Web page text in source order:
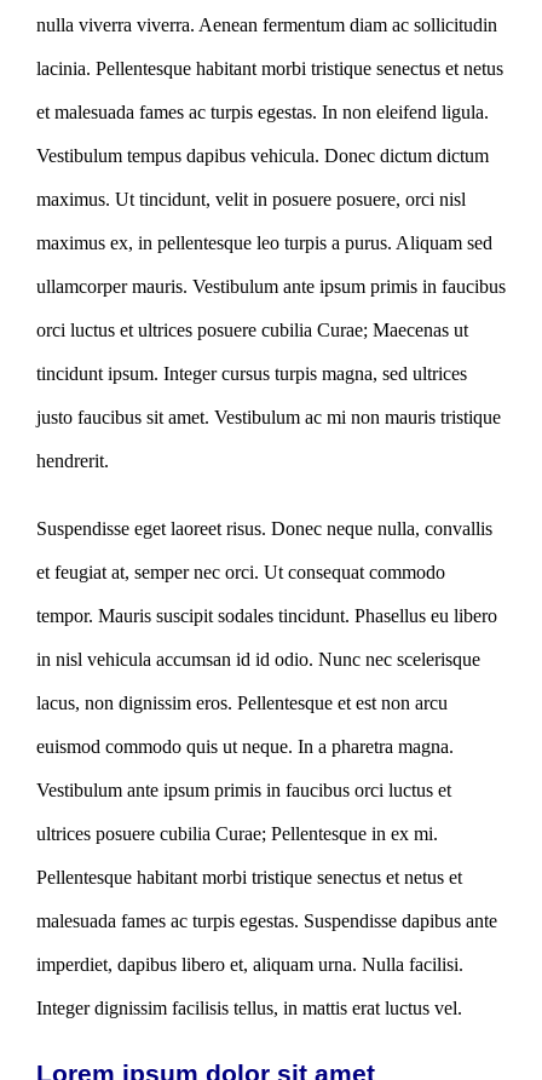
nulla viverra viverra. Aenean fermentum diam ac sollicitudin
lacinia. Pellentesque habitant morbi tristique senectus et netus
et malesuada fames ac turpis egestas. In non eleifend ligula.
Vestibulum tempus dapibus vehicula. Donec dictum dictum
maximus. Ut tincidunt, velit in posuere posuere, orci nisl
maximus ex, in pellentesque leo turpis a purus. Aliquam sed
ullamcorper mauris. Vestibulum ante ipsum primis in faucibus
orci luctus et ultrices posuere cubilia Curae; Maecenas ut
tincidunt ipsum. Integer cursus turpis magna, sed ultrices
justo faucibus sit amet. Vestibulum ac mi non mauris tristique
hendrerit.
Suspendisse eget laoreet risus. Donec neque nulla, convallis
et feugiat at, semper nec orci. Ut consequat commodo
tempor. Mauris suscipit sodales tincidunt. Phasellus eu libero
in nisl vehicula accumsan id id odio. Nunc nec scelerisque
lacus, non dignissim eros. Pellentesque et est non arcu
euismod commodo quis ut neque. In a pharetra magna.
Vestibulum ante ipsum primis in faucibus orci luctus et
ultrices posuere cubilia Curae; Pellentesque in ex mi.
Pellentesque habitant morbi tristique senectus et netus et
malesuada fames ac turpis egestas. Suspendisse dapibus ante
imperdiet, dapibus libero et, aliquam urna. Nulla facilisi.
Integer dignissim facilisis tellus, in mattis erat luctus vel.
Lorem ipsum dolor sit amet